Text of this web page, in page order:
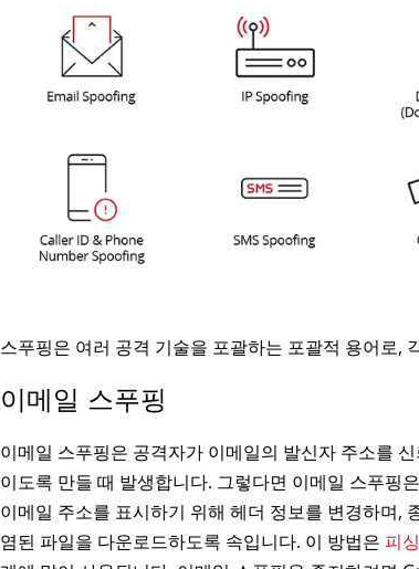
스푸핑은 여러 공격 기술을 포괄하는 포괄적 용어로,
이메일 스푸핑
이메일 스푸핑은 공격자가 이메일의 발신자 주소를
이도록 만들 때 발생합니다. 그렇다면 이메일 스푸핑
이메일 주소를 표시하기 위해 헤더 정보를 변경하며,
염된 파일을 다운로드하도록 속입니다. 이 방법은 피